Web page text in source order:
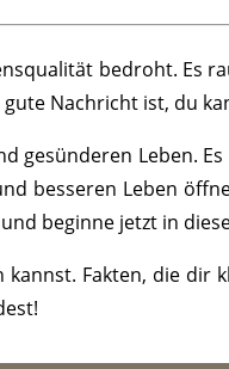
bedroht. Es
Nachricht ist, du
gesünderen Leben.
besseren Leben
beginne jetzt in
Fakten, die dir